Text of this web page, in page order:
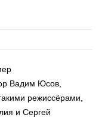
Вадим Юсов,
режиссёрами,
и Сергей